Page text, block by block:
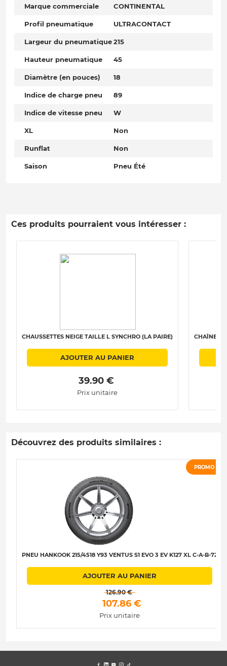
Marque commerciale CONTINENTAL
Profil pneumatique ULTRACONTACT
Largeur du pneumatique215
Hauteur pneumatique 45
Diamètre (en pouces) 18
Indice de charge pneu 89
Indice de vitesse pneu W
XL Non
Runflat Non
Saison Pneu Été
Ces produits pourraient vous intéresser :
CHAUSSETTES NEIGE TAILLE L SYNCHRO (LA PAIRE)
AJOUTER AU PANIER
39.90 €
Prix unitaire
CHAÎNES
Découvrez des produits similaires :
PROMO
PNEU HANKOOK 215/4518 Y93 VENTUS S1 EVO 3 EV K127 XL C-A-B-72
AJOUTER AU PANIER
126.90 €
107.86 €
Prix unitaire